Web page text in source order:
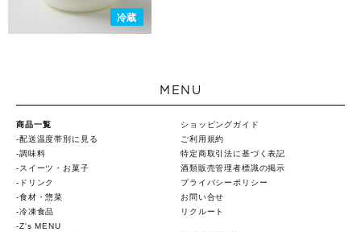
冷蔵
MENU
商品一覧
配送温度帯別に見る
調味料
スイーツ・お菓子
ドリンク
食材・惣菜
冷凍食品
Z's MENU
ショッピングガイド
ご利用規約
特定商取引法に基づく表記
酒類販売管理者標識の掲示
プライバシーポリシー
お問い合せ
リクルート